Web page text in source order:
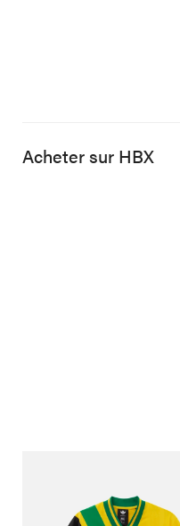
Acheter sur HBX
Football Jersey